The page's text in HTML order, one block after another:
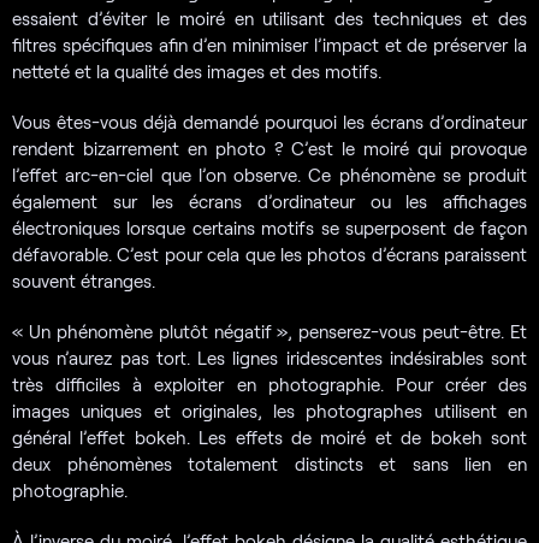
essaient d’éviter le moiré en utilisant des techniques et des
filtres spécifiques afin d’en minimiser l’impact et de préserver la
netteté et la qualité des images et des motifs.
Vous êtes-vous déjà demandé pourquoi les écrans d’ordinateur
rendent bizarrement en photo ? C’est le moiré qui provoque
l’effet arc-en-ciel que l’on observe. Ce phénomène se produit
également sur les écrans d’ordinateur ou les affichages
électroniques lorsque certains motifs se superposent de façon
défavorable. C’est pour cela que les photos d’écrans paraissent
souvent étranges.
« Un phénomène plutôt négatif », penserez-vous peut-être. Et
vous n’aurez pas tort. Les lignes iridescentes indésirables sont
très difficiles à exploiter en photographie. Pour créer des
images uniques et originales, les photographes utilisent en
général l’effet bokeh. Les effets de moiré et de bokeh sont
deux phénomènes totalement distincts et sans lien en
photographie.